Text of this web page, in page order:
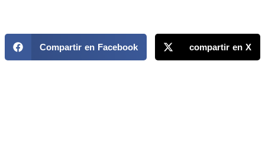
Compartir en Facebook compartir en X